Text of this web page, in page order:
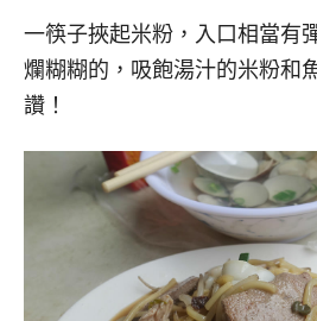
一筷子挾起米粉，入口相當有
爛糊糊的，吸飽湯汁的米粉和
讚！